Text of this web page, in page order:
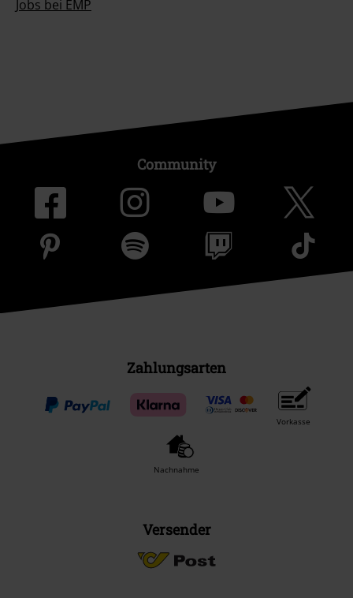
Jobs bei EMP
Community
Zahlungsarten
Vorkasse
Nachnahme
Versender